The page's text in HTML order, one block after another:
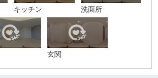
キッチン 洗面所
玄関